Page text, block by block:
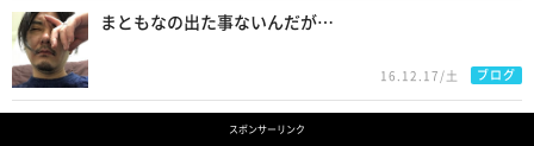
まともなの出た事ないんだが…
16.12.17/土 ブログ
スポンサーリンク